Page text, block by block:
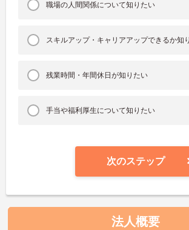
職場の人間関係について知りたい
スキルアップ・キャリアアップできるか知
残業時間・年間休日が知りたい
手当や福利厚生について知りたい
次のステップ
法人概要